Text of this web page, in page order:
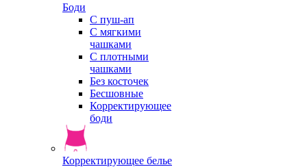
Боди
С пуш-ап
С мягкими
чашками
С плотными
чашками
Без косточек
Бесшовные
Корректирующее
боди
Корректирующее белье